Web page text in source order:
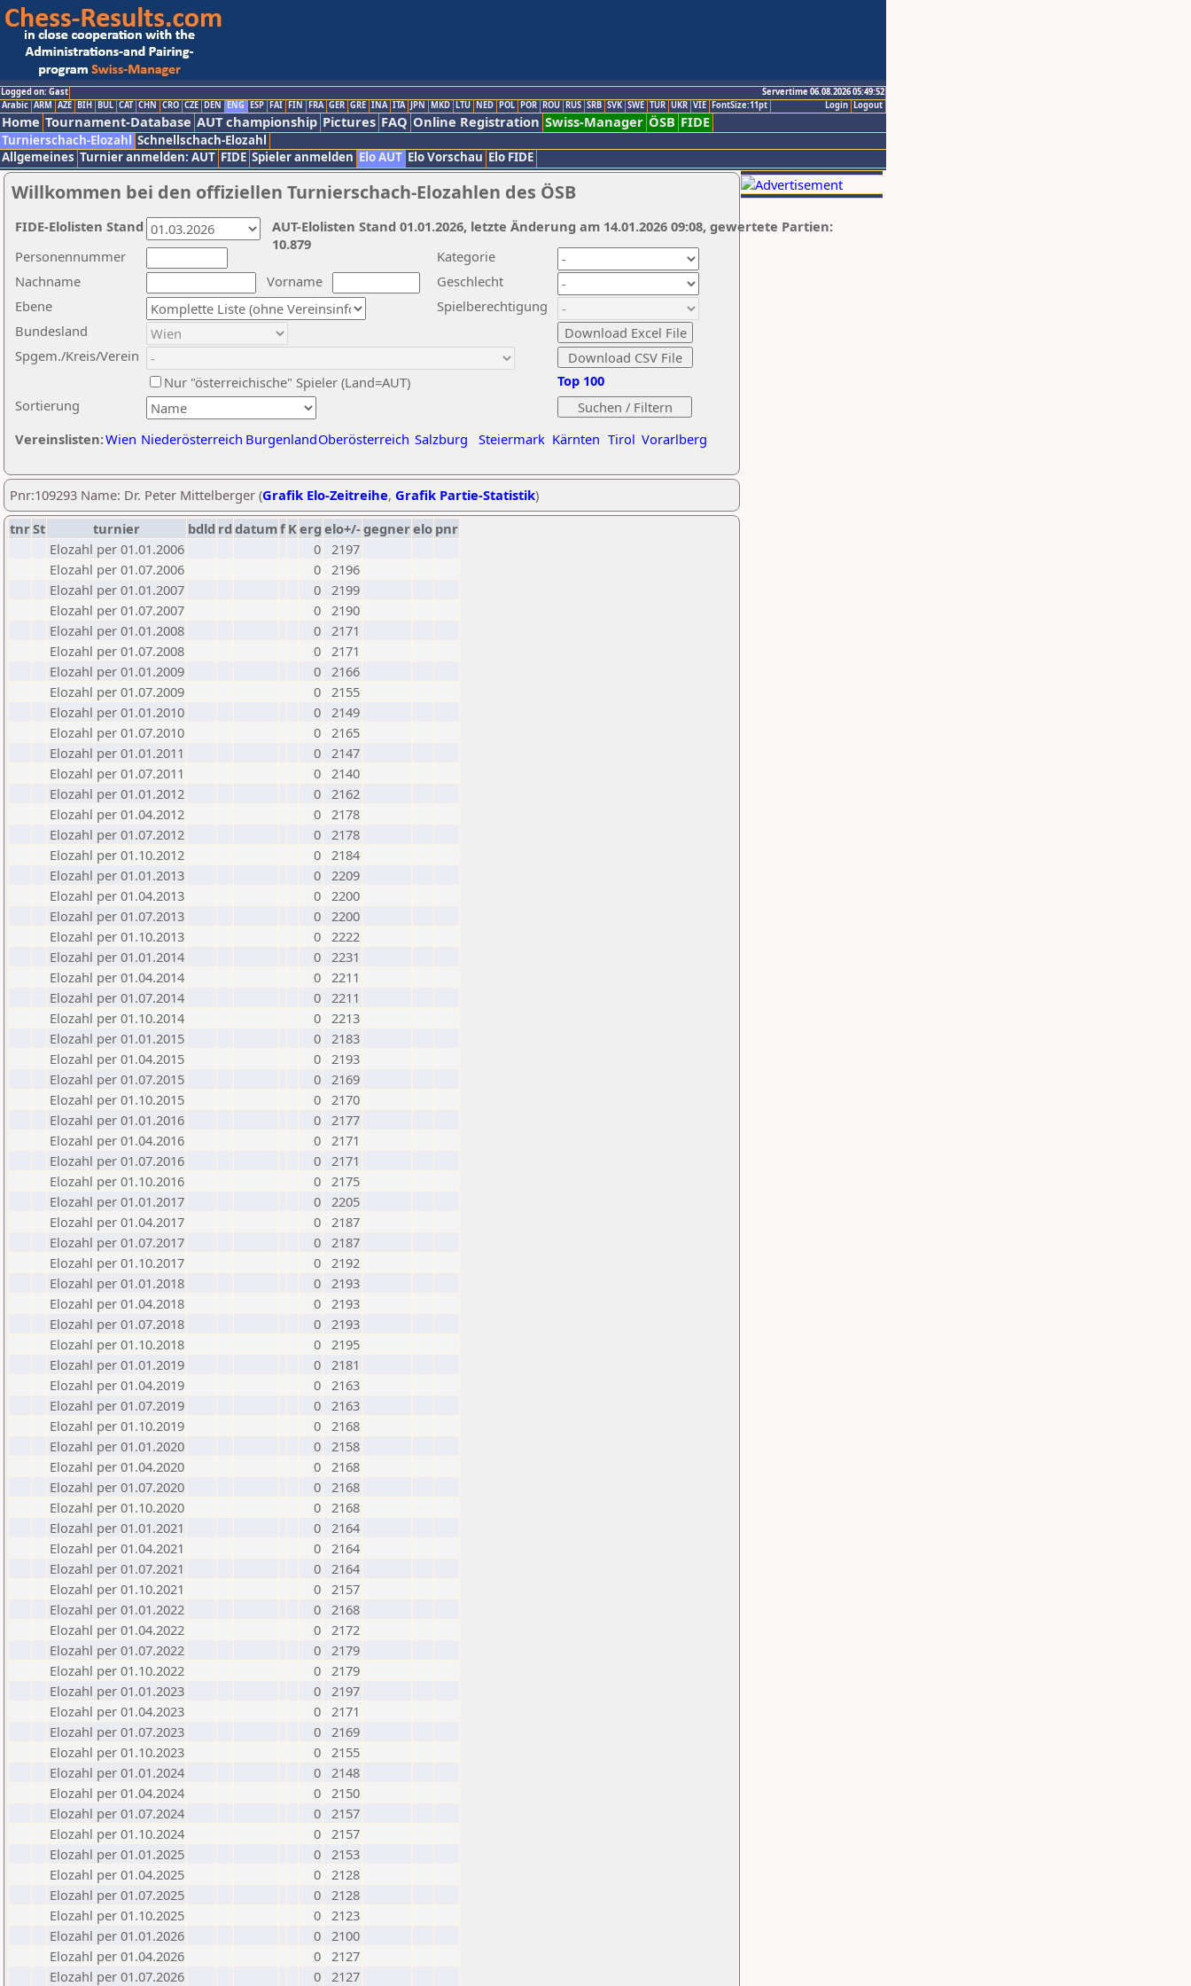
Logged on: Gast
Servertime 06.08.2026 05:49:52
Logout
Login
Arabic ARM AZE BIH BUL CAT CHN CRO CZE DEN ENG ESP FAI FIN FRA GER GRE INA ITA JPN MKD LTU NED POL POR ROU RUS SRB SVK SWE TUR UKR VIE FontSize:11pt
Home Tournament-Database AUT championship Pictures FAQ Online Registration Swiss-Manager ÖSB FIDE
Turnierschach-Elozahl Schnellschach-Elozahl
Allgemeines Turnier anmelden: AUT FIDE Spieler anmelden Elo AUT Elo Vorschau Elo FIDE
Willkommen bei den offiziellen Turnierschach-Elozahlen des ÖSB
Nachname
Vorname
Ebene
Kategorie
Sortierung
Personennummer
Bundesland
Spgem./Kreis/Verein
Geschlecht
Nur "österreichische" Spieler (Land=AUT)
Spielberechtigung
Vereinslisten:Wien Niederösterreich BurgenlandOberösterreich Salzburg Steiermark Kärnten Tirol Vorarlberg
Top 100
AUT-Elolisten Stand 01.01.2026, letzte Änderung am 14.01.2026 09:08, gewertete Partien:
10.879
FIDE-Elolisten Stand
Pnr:109293 Name: Dr. Peter Mittelberger (Grafik Elo-Zeitreihe, Grafik Partie-Statistik)
tnrSt turnier bdld rd datumf Kerg elo+/-gegnerelo pnr
Elozahl per 01.01.2006
0 2197
Elozahl per 01.07.2006
0 2196
Elozahl per 01.01.2007
0 2199
Elozahl per 01.07.2007
0 2190
Elozahl per 01.01.2008
0 2171
Elozahl per 01.07.2008
0 2171
Elozahl per 01.01.2009
0 2166
Elozahl per 01.07.2009
0 2155
Elozahl per 01.01.2010
0 2149
Elozahl per 01.07.2010
0 2165
Elozahl per 01.01.2011
0 2147
Elozahl per 01.07.2011
0 2140
Elozahl per 01.01.2012
0 2162
Elozahl per 01.04.2012
0 2178
Elozahl per 01.07.2012
0 2178
Elozahl per 01.10.2012
0 2184
Elozahl per 01.01.2013
0 2209
Elozahl per 01.04.2013
0 2200
Elozahl per 01.07.2013
0 2200
Elozahl per 01.10.2013
0 2222
Elozahl per 01.01.2014
0 2231
Elozahl per 01.04.2014
0 2211
Elozahl per 01.07.2014
0 2211
Elozahl per 01.10.2014
0 2213
Elozahl per 01.01.2015
0 2183
Elozahl per 01.04.2015
0 2193
Elozahl per 01.07.2015
0 2169
Elozahl per 01.10.2015
0 2170
Elozahl per 01.01.2016
0 2177
Elozahl per 01.04.2016
0 2171
Elozahl per 01.07.2016
0 2171
Elozahl per 01.10.2016
0 2175
Elozahl per 01.01.2017
0 2205
Elozahl per 01.04.2017
0 2187
Elozahl per 01.07.2017
0 2187
Elozahl per 01.10.2017
0 2192
Elozahl per 01.01.2018
0 2193
Elozahl per 01.04.2018
0 2193
Elozahl per 01.07.2018
0 2193
Elozahl per 01.10.2018
0 2195
Elozahl per 01.01.2019
0 2181
Elozahl per 01.04.2019
0 2163
Elozahl per 01.07.2019
0 2163
Elozahl per 01.10.2019
0 2168
Elozahl per 01.01.2020
0 2158
Elozahl per 01.04.2020
0 2168
Elozahl per 01.07.2020
0 2168
Elozahl per 01.10.2020
0 2168
Elozahl per 01.01.2021
0 2164
Elozahl per 01.04.2021
0 2164
Elozahl per 01.07.2021
0 2164
Elozahl per 01.10.2021
0 2157
Elozahl per 01.01.2022
0 2168
Elozahl per 01.04.2022
0 2172
Elozahl per 01.07.2022
0 2179
Elozahl per 01.10.2022
0 2179
Elozahl per 01.01.2023
0 2197
Elozahl per 01.04.2023
0 2171
Elozahl per 01.07.2023
0 2169
Elozahl per 01.10.2023
0 2155
Elozahl per 01.01.2024
0 2148
Elozahl per 01.04.2024
0 2150
Elozahl per 01.07.2024
0 2157
Elozahl per 01.10.2024
0 2157
Elozahl per 01.01.2025
0 2153
Elozahl per 01.04.2025
0 2128
Elozahl per 01.07.2025
0 2128
Elozahl per 01.10.2025
0 2123
Elozahl per 01.01.2026
0 2100
Elozahl per 01.04.2026
0 2127
Elozahl per 01.07.2026
0 2127